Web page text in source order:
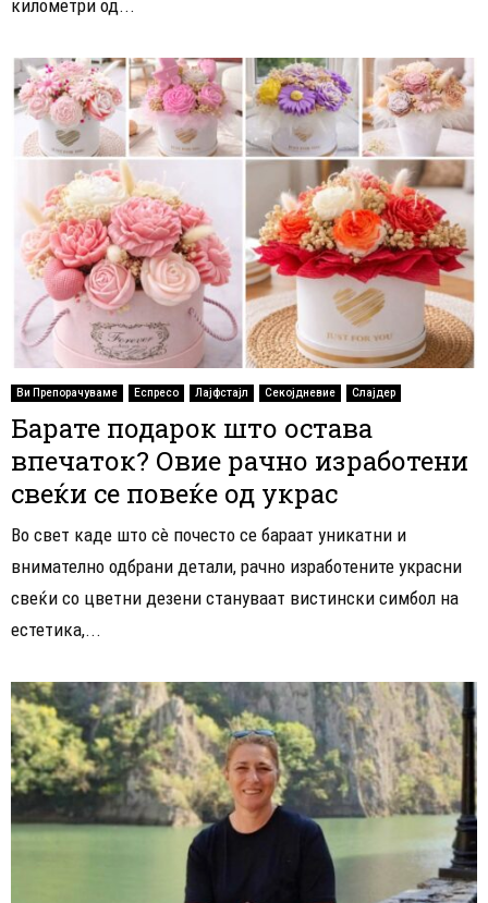
километри од...
Ви Препорачуваме Еспресо Лајфстајл Секојдневие Слајдер
Барате подарок што остава
впечаток? Овие рачно изработени
свеќи се повеќе од украс
Во свет каде што сè почесто се бараат уникатни и
внимателно одбрани детали, рачно изработените украсни
свеќи со цветни дезени стануваат вистински симбол на
естетика,...